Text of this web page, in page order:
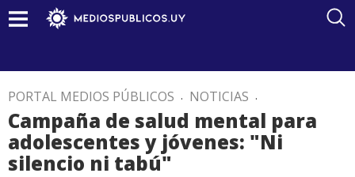
PORTAL MEDIOS PÚBLICOS . NOTICIAS .
Campaña de salud mental para
adolescentes y jóvenes: "Ni
silencio ni tabú"